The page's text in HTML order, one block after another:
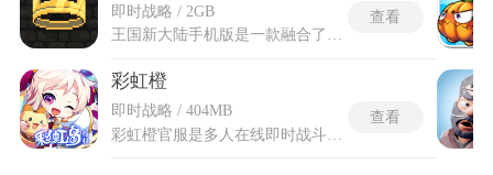
即时战略 / 2GB
查看
彩虹橙
即时战略 / 404MB
查看